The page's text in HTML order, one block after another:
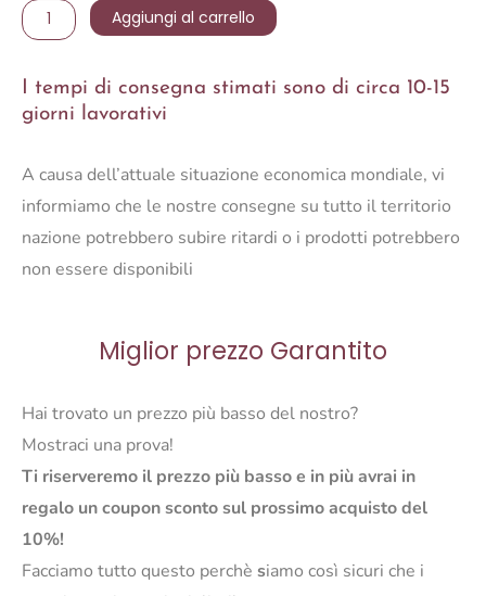
tazze
240
c/piattino
in
quantità
Aggiungi al carrello
I tempi di consegna stimati sono di circa 10-15
giorni lavorativi
A causa dell’attuale situazione economica mondiale, vi
informiamo che le nostre consegne su tutto il territorio
nazione potrebbero subire ritardi o i prodotti potrebbero
non essere disponibili
Miglior prezzo Garantito
Hai trovato un prezzo più basso del nostro?
Mostraci una prova!
Ti riserveremo il prezzo più basso e in più avrai in
regalo un coupon sconto sul prossimo acquisto del
10%!
Facciamo tutto questo perchè siamo così sicuri che i